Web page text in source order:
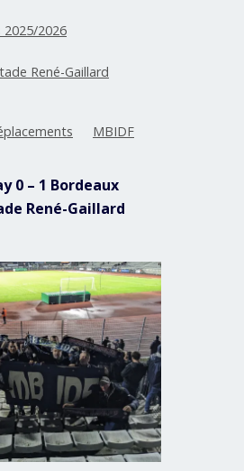
2026
René-Gaillard
MBIDF
0 – 1 Bordeaux
René-Gaillard